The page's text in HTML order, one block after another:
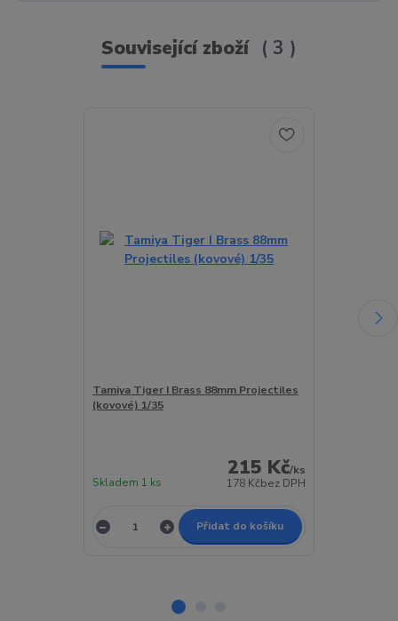
Související zboží 3
Tamiya Tiger I Brass 88mm Projectiles
(kovové) 1/35
215 Kč/ks
178 Kčbez DPH
Skladem 1 ks
Přidat do košíku